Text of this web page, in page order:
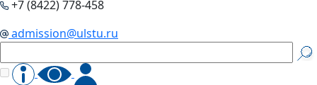
+7 (8422) 778-458
admission@ulstu.ru